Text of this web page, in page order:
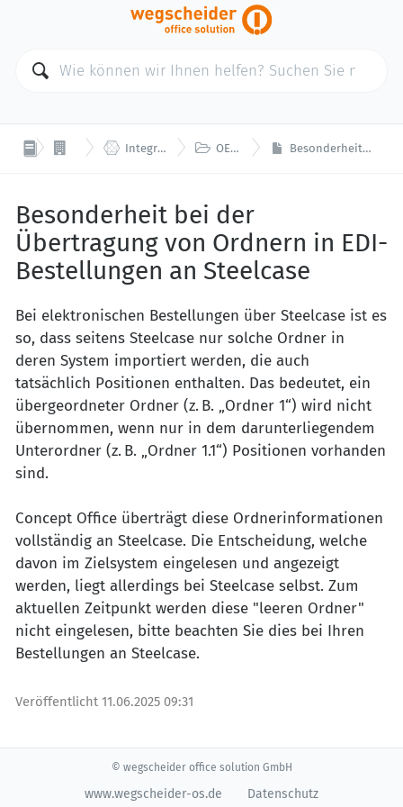
 Concept Office
 Integration, Schnittstellen und Datenaustausch  OEX / EDI (Hersteller / Lieferanten) Besonderheit bei der Übertragung von Ordnern in EDI-Bestellungen an Steelcase
Besonderheit bei der
Übertragung von Ordnern in EDI-
Bestellungen an Steelcase
Bei elektronischen Bestellungen über Steelcase ist es
so, dass seitens Steelcase nur solche Ordner in
deren System importiert werden, die auch
tatsächlich Positionen enthalten. Das bedeutet, ein
übergeordneter Ordner (z. B. „Ordner 1“) wird nicht
übernommen, wenn nur in dem darunterliegendem
Unterordner (z. B. „Ordner 1.1“) Positionen vorhanden
sind.
Concept Office überträgt diese Ordnerinformationen
vollständig an Steelcase. Die Entscheidung, welche
davon im Zielsystem eingelesen und angezeigt
werden, liegt allerdings bei Steelcase selbst. Zum
aktuellen Zeitpunkt werden diese "leeren Ordner"
nicht eingelesen, bitte beachten Sie dies bei Ihren
Bestellungen an Steelcase.
Veröffentlicht 11.06.2025 09:31
© wegscheider office solution GmbH
www.wegscheider-os.de Datenschutz